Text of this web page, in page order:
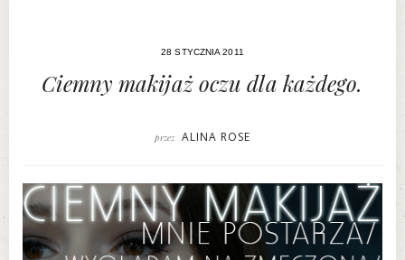
28 STYCZNIA 2011
Ciemny makijaż oczu dla każdego.
przez ALINA ROSE